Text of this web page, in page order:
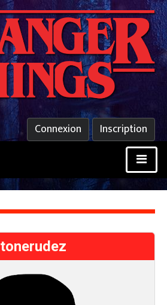
Inscription
Connexion
tonerudez